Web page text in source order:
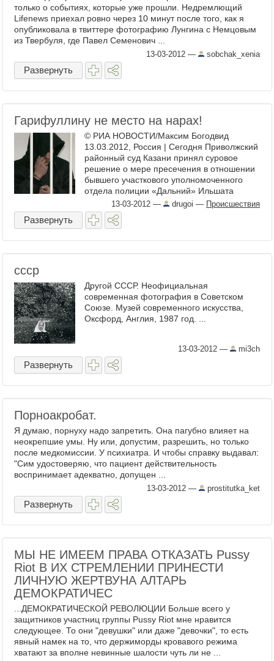
только о событиях, которые уже прошли. Недремлющий
Lifenews приехал ровно через 10 минут после того, как я
опубликовала в твиттере фотографию Лунгина с Немцовым
из Твербуля, где Павел Семенович ...
13-03-2012 — sobchak_xenia
Развернуть
Гарифуллину не место на нарах!
© РИА НОВОСТИ/Максим Богодвид
13.03.2012, Россия | Сегодня Приволжский
районный суд Казани принял суровое
решение о мере пресечения в отношении
бывшего участкового уполномоченного
отдела полиции «Дальний» Ильшата
Гарифуллина, обвиняемого по ...
13-03-2012 — drugoi — Происшествия
Развернуть
ссср
Другой СССР. Неофициальная
современная фотография в Советском
Союзе. Музей современного искусства,
Оксфорд, Англия, 1987 год. ...
13-03-2012 — mi3ch
Развернуть
Порноакробат.
Я думаю, порнуху надо запретить. Она пагубно влияет на
неокрепшие умы. Ну или, допустим, разрешить, но только
после медкомиссии. У психиатра. И чтобы справку выдавал:
"Сим удостоверяю, что пациент действительность
воспринимает адекватно, допущен ...
13-03-2012 — prostitutka_ket
Развернуть
МЫ НЕ ИМЕЕМ ПРАВА ОТКАЗАТЬ Pussy
Riot В ИХ СТРЕМЛЕНИИ ПРИНЕСТИ
ЛИЧНУЮ ЖЕРТВУНА АЛТАРЬ
ДЕМОКРАТИЧЕС
...ДЕМОКРАТИЧЕСКОЙ РЕВОЛЮЦИИ Больше всего у
защитников участниц группы Pussy Riot мне нравится
следующее. То они "девушки" или даже "девочки", то есть
явный намек на то, что держиморды кровавого режима
хватают за вполне невинные шалости чуть ли не ...